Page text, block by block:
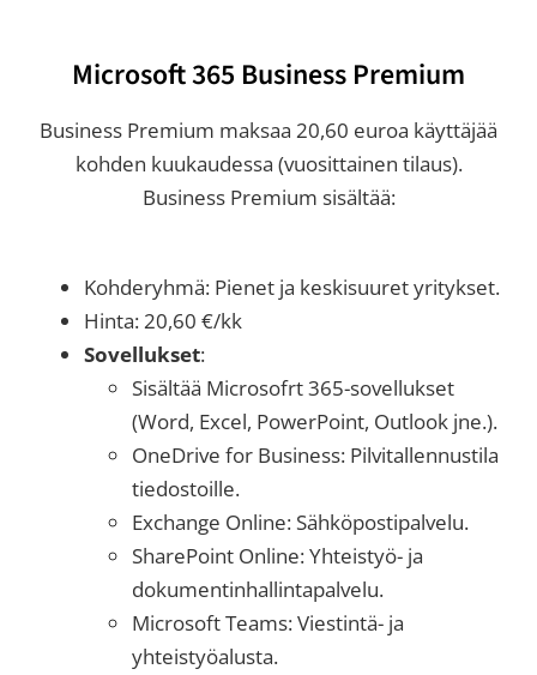
Microsoft 365 Business Premium
Business Premium maksaa 20,60 euroa käyttäjää
kohden kuukaudessa (vuosittainen tilaus).
Business Premium sisältää:
Kohderyhmä: Pienet ja keskisuuret yritykset.
Hinta: 20,60 €/kk
Sovellukset:
Sisältää Microsofrt 365-sovellukset
(Word, Excel, PowerPoint, Outlook jne.).
OneDrive for Business: Pilvitallennustila
tiedostoille.
Exchange Online: Sähköpostipalvelu.
SharePoint Online: Yhteistyö- ja
dokumentinhallintapalvelu.
Microsoft Teams: Viestintä- ja
yhteistyöalusta.